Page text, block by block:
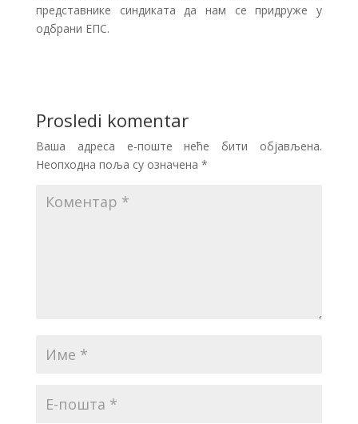
представнике синдиката да нам се придруже у
одбрани ЕПС.
Prosledi komentar
Ваша адреса е-поште неће бити објављена.
Неопходна поља су означена *